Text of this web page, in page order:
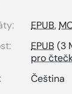
EPUB,
EPUB (3
pro
Čeština